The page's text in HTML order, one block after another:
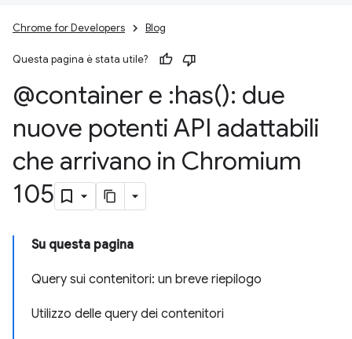
Chrome for Developers Blog
Questa pagina è stata utile?
@container e :has(): due
nuove potenti API adattabili
che arrivano in Chromium
105
Su questa pagina
Query sui contenitori: un breve riepilogo
Utilizzo delle query dei contenitori